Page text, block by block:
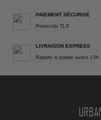
PAIEMENT SÉCURISÉ
Protocole TLS
LIVRAISON EXPRESS
Rapide si passé avant 13h